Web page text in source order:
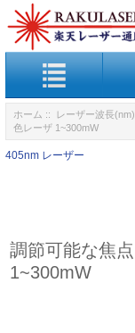
ホーム :: レーザー波長(nm)
色レーザ 1~300mW
405nm レーザー
調節可能な焦
1~300mW